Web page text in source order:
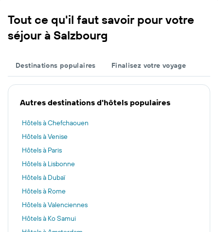
Tout ce qu'il faut savoir pour votre
séjour à Salzbourg
Destinations populaires Finalisez votre voyage
Autres destinations d'hôtels populaires
Hôtels à Chefchaouen
Hôtels à Venise
Hôtels à Paris
Hôtels à Lisbonne
Hôtels à Dubaï
Hôtels à Rome
Hôtels à Valenciennes
Hôtels à Ko Samui